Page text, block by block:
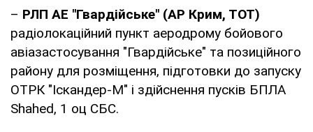
– РЛП АЕ "Гвардійське" (АР Крим, ТОТ)
радіолокаційний пункт аеродрому бойового
авіазастосування "Гвардійське" та позиційного
району для розміщення, підготовки до запуску
ОТРК "Іскандер-М" і здійснення пусків БПЛА
Shahed, 1 оц СБС.